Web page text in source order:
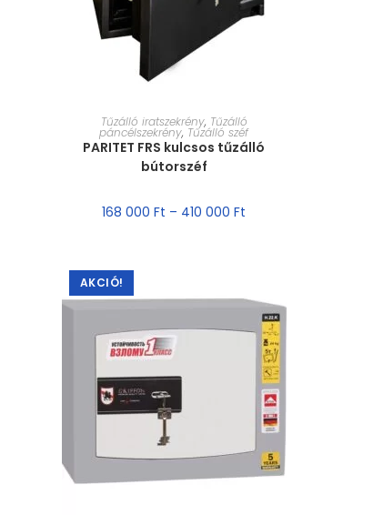
MÉRET VÁLASZTÁSA
Tűzálló iratszekrény, Tűzálló
páncélszekrény, Tűzálló széf
PARITET FRS kulcsos tűzálló
bútorszéf
168 000Ft – 410 000Ft
AKCIÓ!